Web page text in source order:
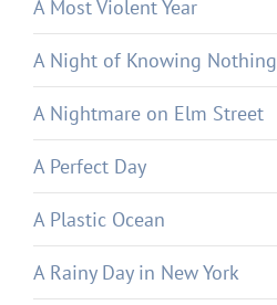
A Most Violent Year
A Night of Knowing Nothing
A Nightmare on Elm Street
A Perfect Day
A Plastic Ocean
A Rainy Day in New York